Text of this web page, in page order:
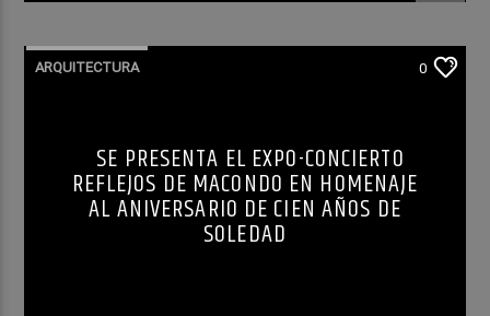
ARQUITECTURA 0
SE PRESENTA EL EXPO-CONCIERTO
REFLEJOS DE MACONDO EN HOMENAJE
AL ANIVERSARIO DE CIEN AÑOS DE
SOLEDAD